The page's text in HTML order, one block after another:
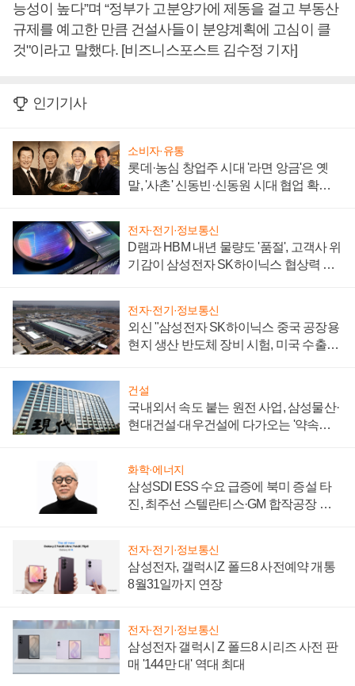
능성이 높다”며 “정부가 고분양가에 제동을 걸고 부동산
규제를 예고한 만큼 건설사들이 분양계획에 고심이 클
것"이라고 말했다. [비즈니스포스트 김수정 기자]
인기기사
소비자·유통
롯데·농심 창업주 시대 '라면 앙금'은 옛
말, '사촌' 신동빈·신동원 시대 협업 확대
전자·전기·정보통신
D램과 HBM 내년 물량도 '품절', 고객사 위
기감이 삼성전자 SK하이닉스 협상력 더
전자·전기·정보통신
외신 "삼성전자 SK하이닉스 중국 공장용
현지 생산 반도체 장비 시험, 미국 수출통
건설
국내외서 속도 붙는 원전 사업, 삼성물산·
현대건설·대우건설에 다가오는 '약속의
화학·에너지
삼성SDI ESS 수요 급증에 북미 증설 타
진, 최주선 스텔란티스·GM 합작공장 건
전자·전기·정보통신
삼성전자, 갤럭시Z 폴드8 사전예약 개통
8월31일까지 연장
전자·전기·정보통신
삼성전자 갤럭시 Z 폴드8 시리즈 사전 판
매 '144만 대' 역대 최대